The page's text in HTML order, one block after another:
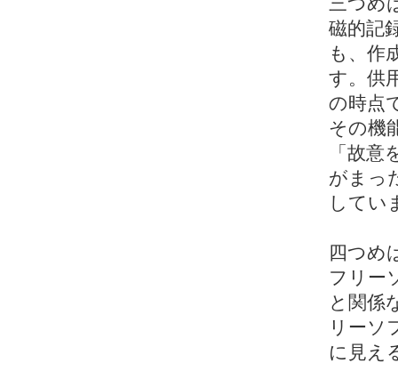
磁的記
も、作
す。供
の時点
その機
「故
がまっ
してい
四つめ
フリー
と関係
リーソ
に見え